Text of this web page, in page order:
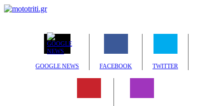
GOOGLE NEWS FACEBOOK TWITTER